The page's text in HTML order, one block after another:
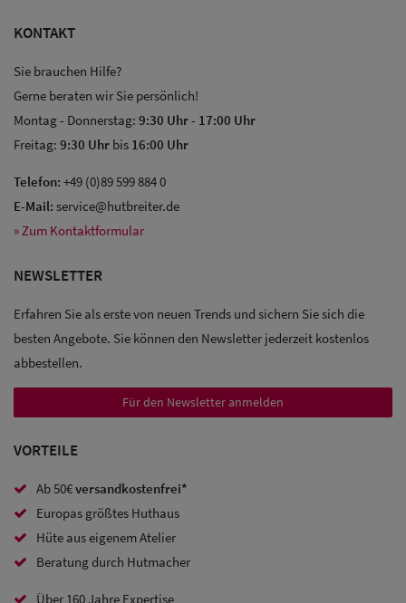
Caps
Trucker
Sale: Caps
mit
KONTAKT
Sie brauchen Hilfe?
Gerne beraten wir Sie persönlich!
Montag - Donnerstag: 9:30 Uhr- 17:00 Uhr
Freitag: 9:30 Uhr bis 16:00 Uhr
Telefon: +49 (0)89 599 884 0
E-Mail: service@hutbreiter.de
» Zum Kontaktformular
NEWSLETTER
Erfahren Sie als erste von neuen Trends und sichern Sie sich die
besten Angebote. Sie können den Newsletter jederzeit kostenlos
abbestellen.
Für den Newsletter anmelden
VORTEILE
Ab 50€versandkostenfrei*
Europas größtes Huthaus
Hüte aus eigenem Atelier
Beratung durch Hutmacher
Über 160 Jahre Expertise